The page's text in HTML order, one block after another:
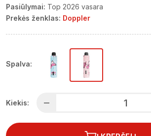
Pasiūlymai: Top 2026 vasara
Prekės ženklas: Doppler
Spalva:
Kiekis: